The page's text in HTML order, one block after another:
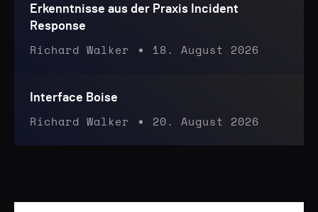
Erkenntnisse aus der Praxis Incident
Response
Richard Walker 18. August 2026
Interface Boise
Richard Walker 20. August 2026